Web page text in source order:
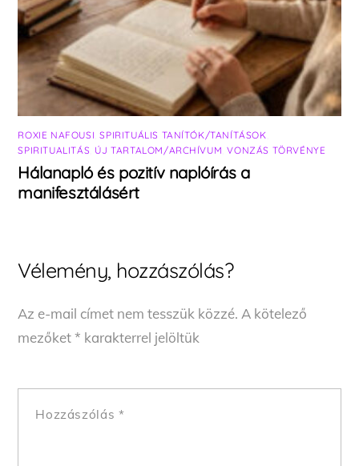
ROXIE NAFOUSI ,SPIRITUÁLIS TANÍTÓK/TANÍTÁSOK
SPIRITUALITÁS ÚJ TARTALOM/ARCHÍVUM ,VONZÁS TÖRVÉNYE
Hálanapló és pozitív naplóírás a
manifesztálásért
Vélemény, hozzászólás?
Az e-mail címet nem tesszük közzé. A kötelező
mezőket* karakterrel jelöltük
Hozzászólás *